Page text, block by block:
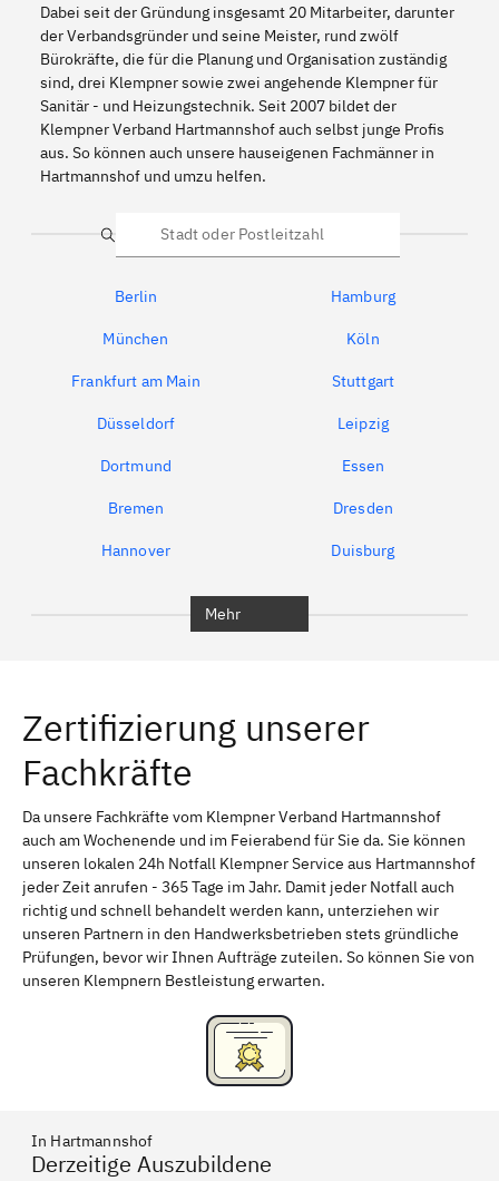
Dabei seit der Gründung insgesamt 20 Mitarbeiter, darunter
der Verbandsgründer und seine Meister, rund zwölf
Bürokräfte, die für die Planung und Organisation zuständig
sind, drei Klempner sowie zwei angehende Klempner für
Sanitär - und Heizungstechnik. Seit 2007 bildet der
Klempner Verband Hartmannshof auch selbst junge Profis
aus. So können auch unsere hauseigenen Fachmänner in
Hartmannshof und umzu helfen.
Suche
Berlin Hamburg
München Köln
Frankfurt am Main Stuttgart
Düsseldorf Leipzig
Dortmund Essen
Bremen Dresden
Hannover Duisburg
Erlangen Bamberg
Bayreuth
Schweinfurt Passau
Freising Rudelsdorf, Mittelfranken
Mehr
Zertifizierung unserer
Fachkräfte
Da unsere Fachkräfte vom Klempner Verband Hartmannshof
auch am Wochenende und im Feierabend für Sie da. Sie können
unseren lokalen 24h Notfall Klempner Service aus Hartmannshof
jeder Zeit anrufen - 365 Tage im Jahr. Damit jeder Notfall auch
richtig und schnell behandelt werden kann, unterziehen wir
unseren Partnern in den Handwerksbetrieben stets gründliche
Prüfungen, bevor wir Ihnen Aufträge zuteilen. So können Sie von
unseren Klempnern Bestleistung erwarten.
In Hartmannshof
Derzeitige Auszubildene